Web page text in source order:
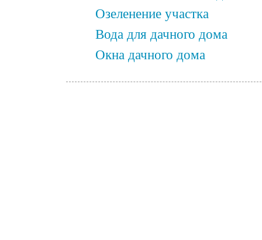
Озеленение участка
Вода для дачного дома
Окна дачного дома